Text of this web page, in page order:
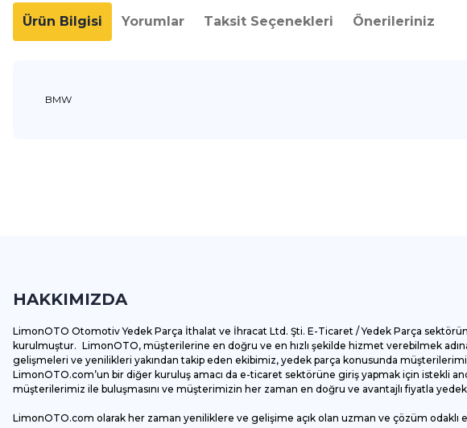
Ürün Bilgisi Yorumlar Taksit Seçenekleri Önerileriniz
BMW
Ürün bilgilerinde hatalar bulunuyor.
Bu ürüne benzer farklı alternatifler olmalı.
HAKKIMIZDA
LimonOTO Otomotiv Yedek Parça İthalat ve İhracat Ltd. Şti. E-Ticaret / Yedek Parça
kurulmuştur. LimonOTO, müşterilerine en doğru ve en hızlı şekilde hizmet verebilmek
gelişmeleri ve yenilikleri yakından takip eden ekibimiz, yedek parça konusunda
LimonOTO.com’un bir diğer kuruluş amacı da e-ticaret sektörüne giriş yapmak için istekli
müşterilerimiz ile buluşmasını ve müşterimizin her zaman en doğru ve avantajlı fiyatla yedek
LimonOTO.com olarak her zaman yeniliklere ve gelişime açık olan uzman ve çözüm